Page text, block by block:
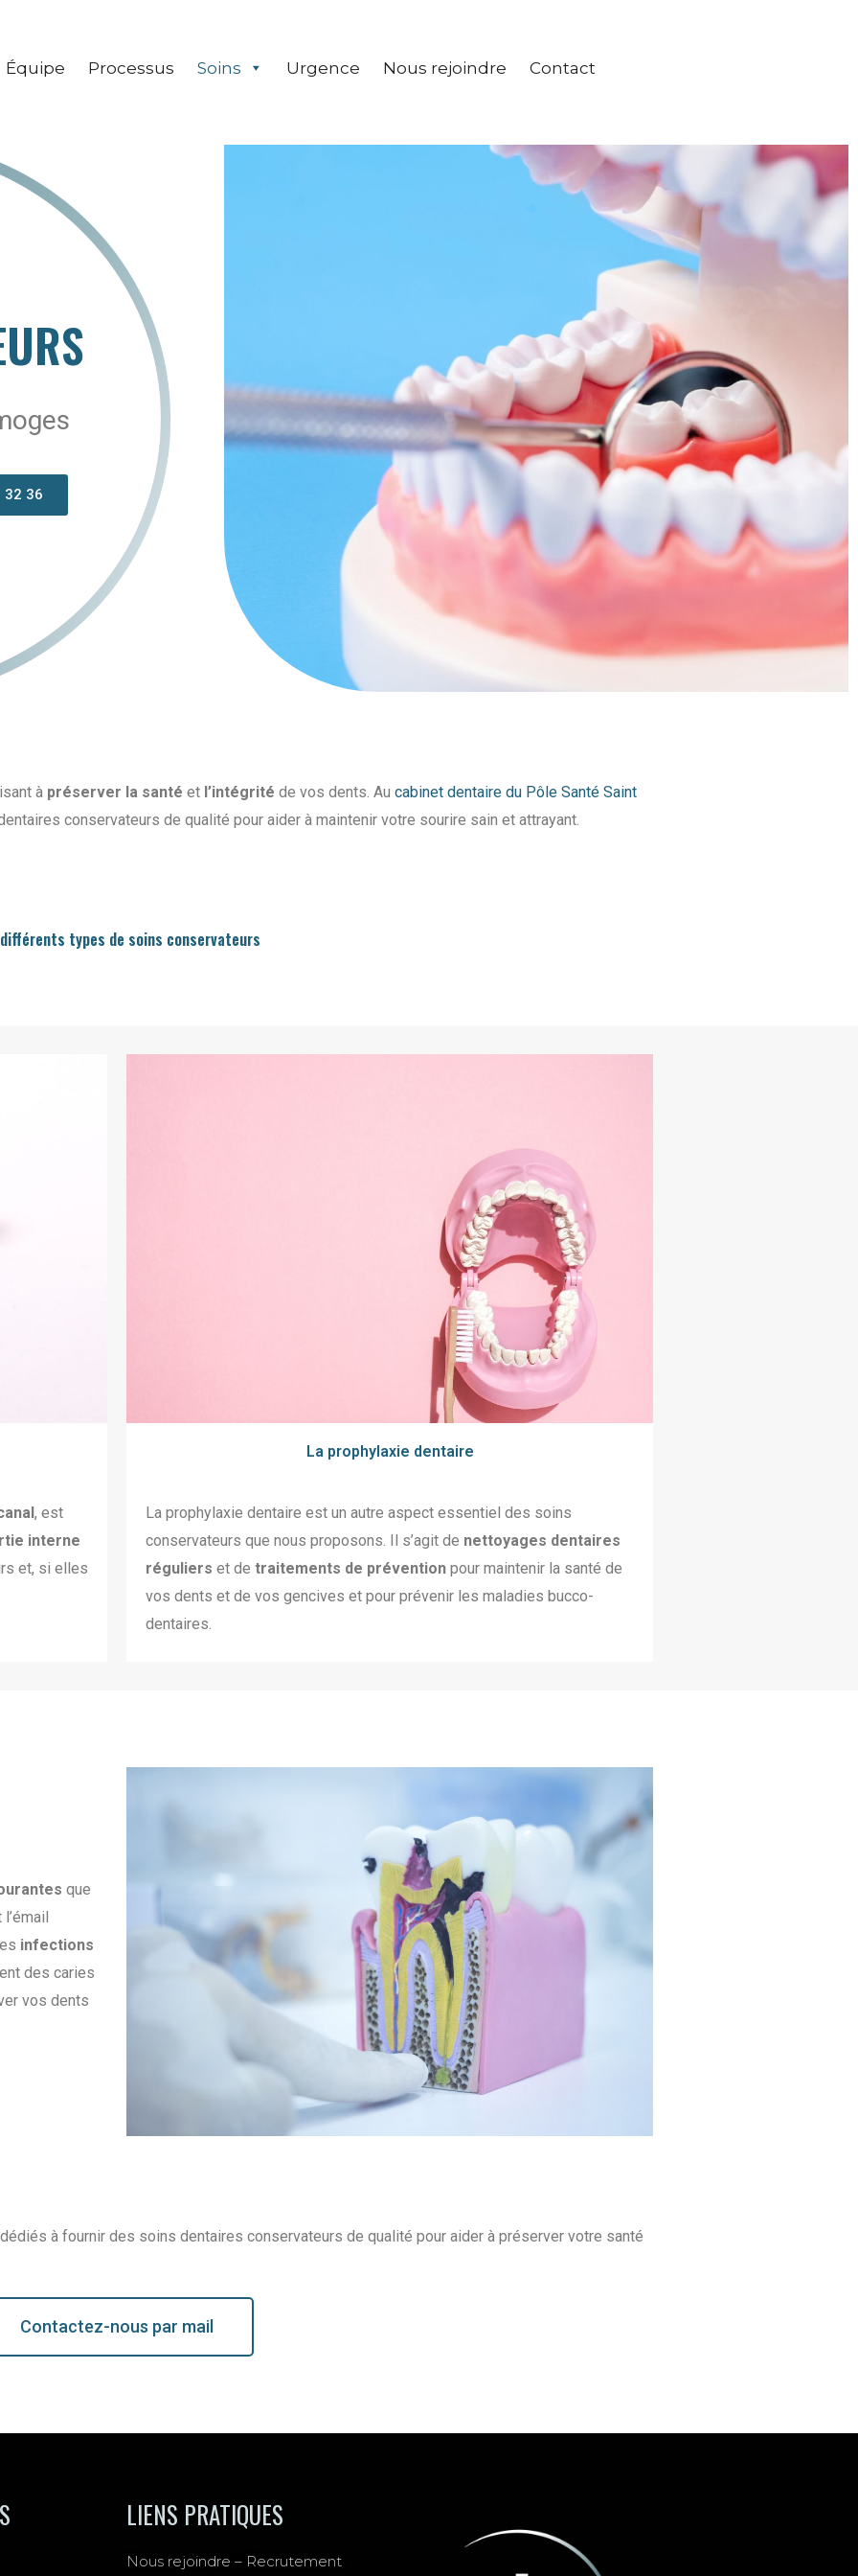
Équipe Processus Soins Urgence Nous rejoindre Contact
32 36
à préserver la santé et l’intégrité de vos dents. Au cabinet dentaire du Pôle Santé Saint
conservateurs de qualité pour aider à maintenir votre sourire sain et attrayant.
types de soins conservateurs
, est
interne
et, si elles
La prophylaxie dentaire
La prophylaxie dentaire est un autre aspect essentiel des soins
conservateurs que nous proposons. Il s’agit de nettoyages dentaires
réguliers et de traitements de prévention pour maintenir la santé de
vos dents et de vos gencives et pour prévenir les maladies bucco-
dentaires.
que
infections
des caries
vos dents
à fournir des soins dentaires conservateurs de qualité pour aider à préserver votre santé
Contactez-nous par mail
LIENS PRATIQUES
Nous rejoindre – Recrutement